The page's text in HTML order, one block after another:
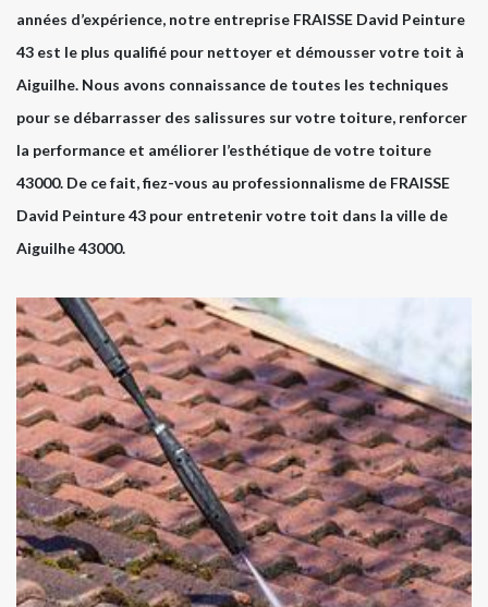
années d’expérience, notre entreprise FRAISSE David Peinture
43 est le plus qualifié pour nettoyer et démousser votre toit à
Aiguilhe. Nous avons connaissance de toutes les techniques
pour se débarrasser des salissures sur votre toiture, renforcer
la performance et améliorer l’esthétique de votre toiture
43000. De ce fait, fiez-vous au professionnalisme de FRAISSE
David Peinture 43 pour entretenir votre toit dans la ville de
Aiguilhe 43000.